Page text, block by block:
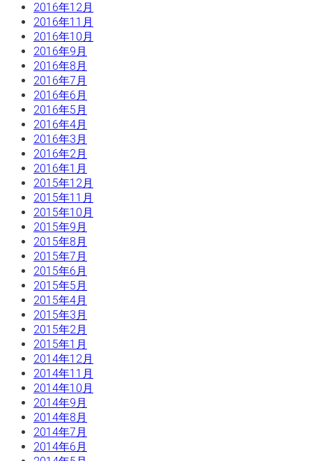
2016年12月
2016年11月
2016年10月
2016年9月
2016年8月
2016年7月
2016年6月
2016年5月
2016年4月
2016年3月
2016年2月
2016年1月
2015年12月
2015年11月
2015年10月
2015年9月
2015年8月
2015年7月
2015年6月
2015年5月
2015年4月
2015年3月
2015年2月
2015年1月
2014年12月
2014年11月
2014年10月
2014年9月
2014年8月
2014年7月
2014年6月